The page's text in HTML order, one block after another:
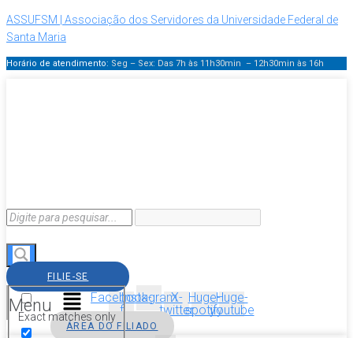
ASSUFSM | Associação dos Servidores da Universidade Federal de
Santa Maria
Horário de atendimento: Seg – Sex: Das 7h às 11h30min – 12h30min às 16h
Exact matches only
Menu
FILIE-SE
Facebook-
f
InstagramX-
twitter
Huge-
spotify
Huge-
youtube
ÁREA DO FILIADO